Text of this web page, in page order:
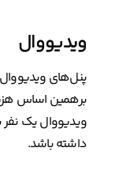
ویدیووال
پنل‌های
برهمین اساس
ویدیووال یک نفر
داشته باشد.